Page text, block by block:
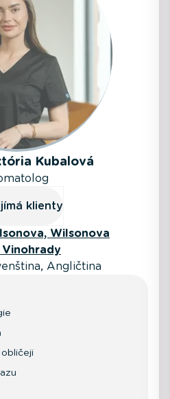
Kubalová
klienty
Wilsonova
Angličtina